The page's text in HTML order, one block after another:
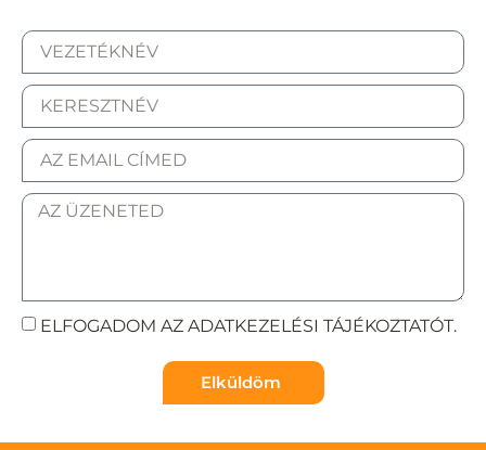
ELFOGADOM AZ ADATKEZELÉSI TÁJÉKOZTATÓT.
Elküldöm